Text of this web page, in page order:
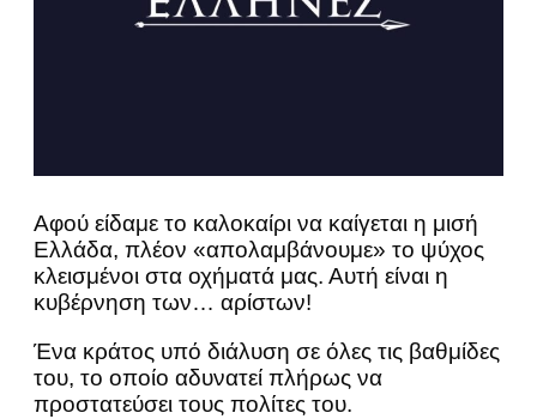
Αφού είδαμε το καλοκαίρι να καίγεται η μισή
Ελλάδα, πλέον «απολαμβάνουμε» το ψύχος
κλεισμένοι στα οχήματά μας. Αυτή είναι η
κυβέρνηση των… αρίστων!
Ένα κράτος υπό διάλυση σε όλες τις βαθμίδες
του, το οποίο αδυνατεί πλήρως να
προστατεύσει τους πολίτες του.